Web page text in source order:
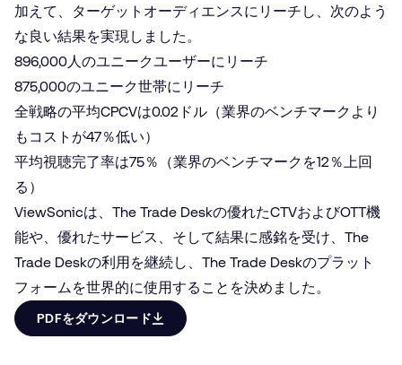
加えて、ターゲットオーディエンスにリーチし、次のよう
な良い結果を実現しました。
896,000人のユニークユーザーにリーチ
875,000のユニーク世帯にリーチ
全戦略の平均CPCVは0.02ドル（業界のベンチマークより
もコストが47％低い）
平均視聴完了率は75％（業界のベンチマークを12％上回
る）
ViewSonicは、The Trade Deskの優れたCTVおよびOTT機
能や、優れたサービス、そして結果に感銘を受け、The
Trade Deskの利用を継続し、The Trade Deskのプラット
フォームを世界的に使用することを決めました。
PDFをダウンロード